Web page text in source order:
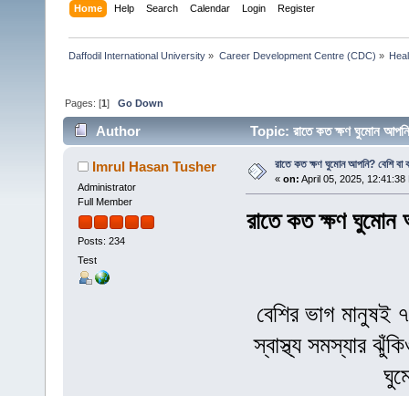
Home Help Search Calendar Login Register
Daffodil International University » Career Development Centre (CDC) »
Pages: [1]Go Down
Author Topic: রাতে কত ক্ষণ ঘুমোন
Imrul Hasan Tusher
Administrator
Full Member
Posts: 234
Test
রাতে কত ক্ষণ ঘুমোন আপনি? বেশি
« on: April 05, 2025, 12:41:38
রাতে কত ক্ষণ
বেশির ভাগ মানুষই
স্বাস্থ্য সমস্যার